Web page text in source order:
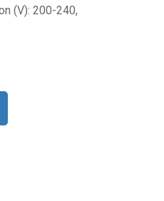
(V): 200-240,